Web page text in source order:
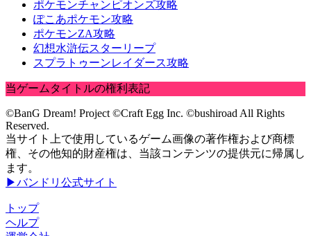
ポケモンチャンピオンズ攻略
ぽこあポケモン攻略
ポケモンZA攻略
幻想水滸伝スターリープ
スプラトゥーンレイダース攻略
当ゲームタイトルの権利表記
©BanG Dream! Project ©Craft Egg Inc. ©bushiroad All Rights
Reserved.
当サイト上で使用しているゲーム画像の著作権および商標
権、その他知的財産権は、当該コンテンツの提供元に帰属し
ます。
▶バンドリ公式サイト
トップ
ヘルプ